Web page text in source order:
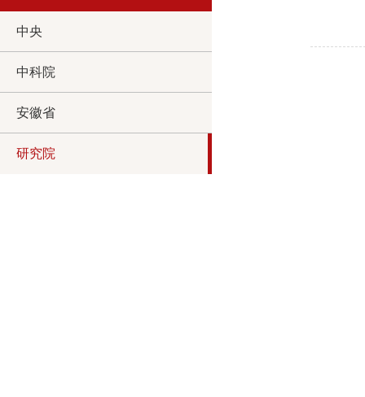
中央
中科院
安徽省
研究院